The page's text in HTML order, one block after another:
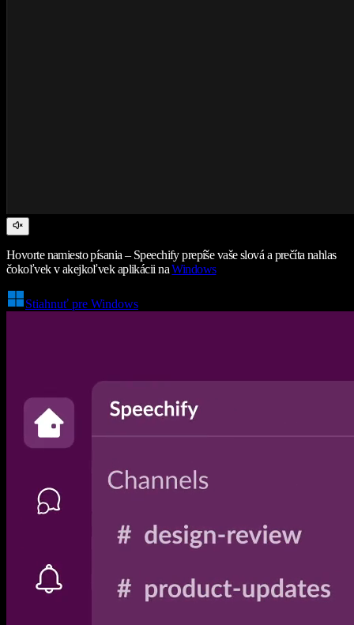
Hovorte namiesto písania – Speechify prepíše vaše slová a prečíta nahlas
čokoľvek v akejkoľvek aplikácii naWindows
Stiahnuť pre Windows